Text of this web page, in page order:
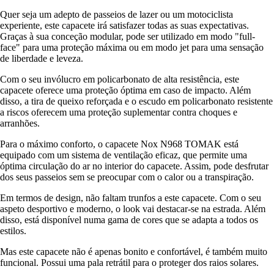
Quer seja um adepto de passeios de lazer ou um motociclista
experiente, este capacete irá satisfazer todas as suas expectativas.
Graças à sua conceção modular, pode ser utilizado em modo "full-
face" para uma proteção máxima ou em modo jet para uma sensação
de liberdade e leveza.
Com o seu invólucro em policarbonato de alta resistência, este
capacete oferece uma proteção óptima em caso de impacto. Além
disso, a tira de queixo reforçada e o escudo em policarbonato resistente
a riscos oferecem uma proteção suplementar contra choques e
arranhões.
Para o máximo conforto, o capacete Nox N968 TOMAK está
equipado com um sistema de ventilação eficaz, que permite uma
óptima circulação do ar no interior do capacete. Assim, pode desfrutar
dos seus passeios sem se preocupar com o calor ou a transpiração.
Em termos de design, não faltam trunfos a este capacete. Com o seu
aspeto desportivo e moderno, o look vai destacar-se na estrada. Além
disso, está disponível numa gama de cores que se adapta a todos os
estilos.
Mas este capacete não é apenas bonito e confortável, é também muito
funcional. Possui uma pala retrátil para o proteger dos raios solares.